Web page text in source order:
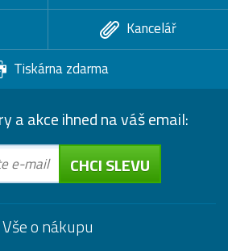
Kancelář
Tiskárna zdarma
a akce ihned na váš email:
CHCI SLEVU
Vše o nákupu